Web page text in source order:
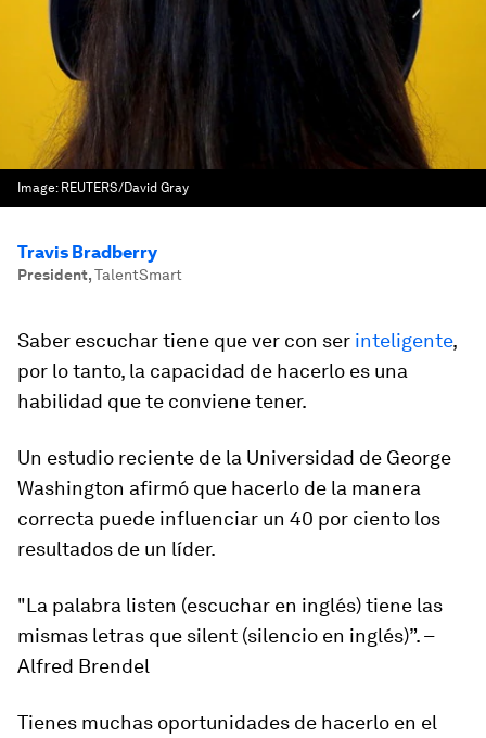
Image: REUTERS/David Gray
Travis Bradberry
President,TalentSmart
Saber escuchar tiene que ver con ser inteligente,
por lo tanto, la capacidad de hacerlo es una
habilidad que te conviene tener.
Un estudio reciente de la Universidad de George
Washington afirmó que hacerlo de la manera
correcta puede influenciar un 40 por ciento los
resultados de un líder.
"La palabra listen (escuchar en inglés) tiene las
mismas letras que silent (silencio en inglés)”. –
Alfred Brendel
Tienes muchas oportunidades de hacerlo en el